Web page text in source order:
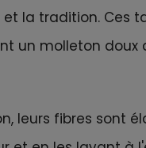
la tradition. Ces
un molleton doux
leurs fibres sont